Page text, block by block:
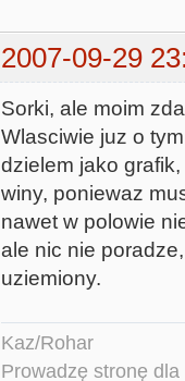
2007-09-29
Sorki, ale moim
Wlasciwie juz o
dzielem jako
winy, poniewaz
nawet w polowie
ale nic nie
uziemiony.
Kaz/Rohar
Prowadzę stronę